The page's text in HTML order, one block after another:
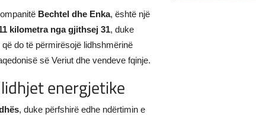
Bechtel dhe Enka, është një
kilometra nga gjithsej 31, duke
do të përmirësojë lidhshmërinë
së Veriut dhe vendeve fqinje.
energjetike
, duke përfshirë edhe ndërtimin e